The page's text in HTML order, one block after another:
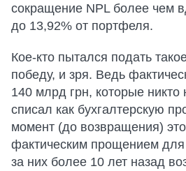
сокращение NPL более чем
до 13,92% от портфеля.
Кое-кто пытался подать
победу, и зря. Ведь
140 млрд грн, которые никто
списал как бухгалтерскую
момент (до возвращения)
фактическим прощением
за них более 10 лет назад